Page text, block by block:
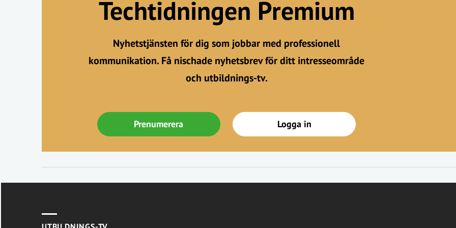
Techtidningen Premium
Nyhetstjänsten för dig som jobbar med professionell
kommunikation. Få nischade nyhetsbrev för ditt intresseområde
och utbildnings-tv.
Prenumerera Logga in